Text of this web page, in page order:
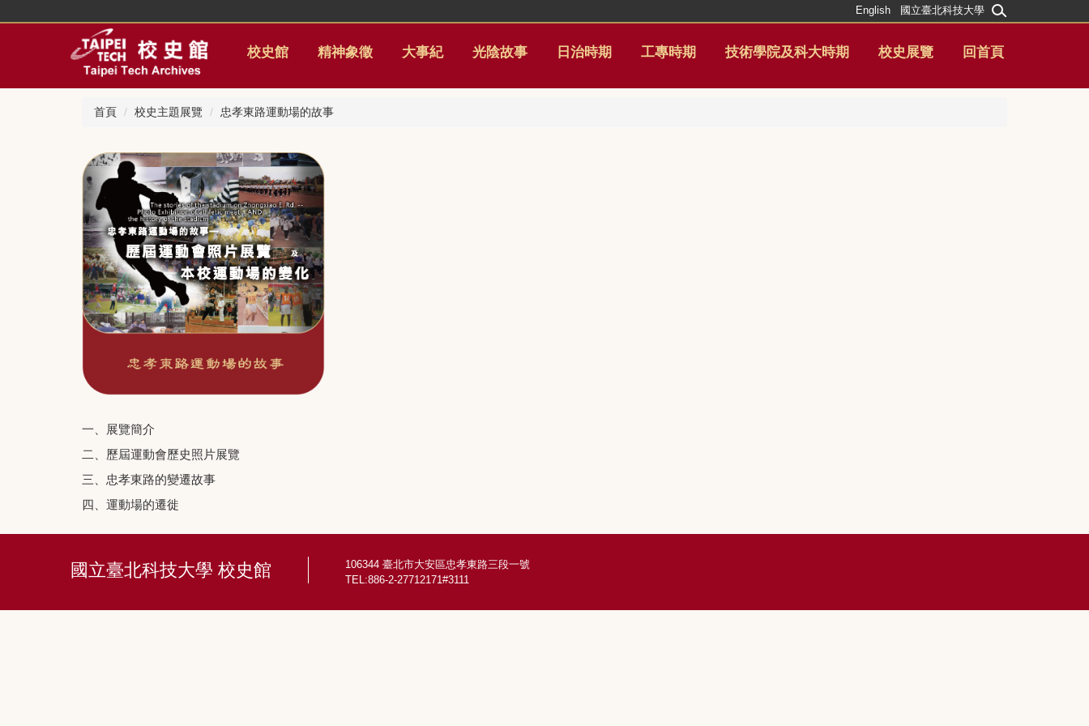
校史館 精神象徵 大事紀 光陰故事 日治時期 工專時期 技術學院及科大時期 校史展覽 回首頁
English 國立臺北科技大學
首頁 校史主題展覽 忠孝東路運動場的故事
一、展覽簡介
二、歷屆運動會歷史照片展覽
三、忠孝東路的變遷故事
四、運動場的遷徙
國立臺北科技大學 校史館
106344 臺北市大安區忠孝東路三段一號
TEL:886-2-27712171#3111